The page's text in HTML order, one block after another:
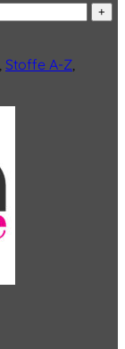
Stoffe A-Z